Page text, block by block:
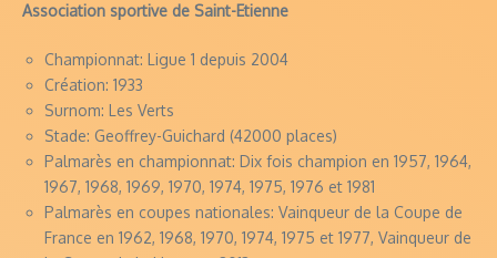
Association sportive de Saint-Etienne
Championnat: Ligue 1 depuis 2004
Création: 1933
Surnom: Les Verts
Stade: Geoffrey-Guichard (42000 places)
Palmarès en championnat: Dix fois champion en 1957, 1964,
1967, 1968, 1969, 1970, 1974, 1975, 1976 et 1981
Palmarès en coupes nationales: Vainqueur de la Coupe de
France en 1962, 1968, 1970, 1974, 1975 et 1977, Vainqueur de